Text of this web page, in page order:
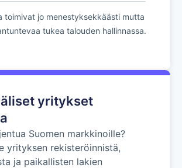
toimivat jo menestyksekkäästi mutta
tukea talouden hallinnassa.
yritykset
Suomen markkinoille?
yrityksen rekisteröinnistä,
ja paikallisten lakien